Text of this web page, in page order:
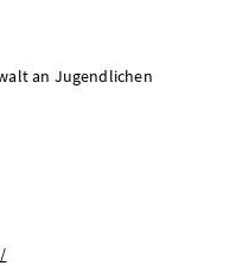
an Jugendlichen